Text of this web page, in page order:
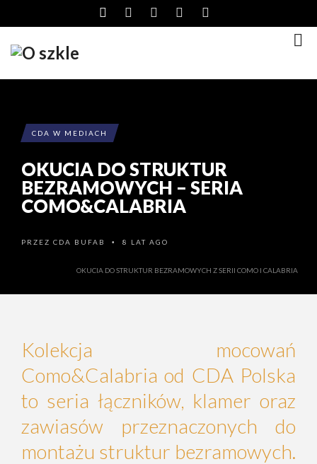
OKUCIA DO STRUKTUR BEZRAMOWYCH Z SERII COMO I CALABRIA
CDA W MEDIACH
OKUCIA DO STRUKTUR
BEZRAMOWYCH – SERIA
COMO&CALABRIA
PRZEZ CDA BUFAB • 8 LAT AGO
Kolekcja mocowań
Como&Calabria od CDA Polska
to seria łączników, klamer oraz
zawiasów przeznaczonych do
montażu struktur bezramowych.